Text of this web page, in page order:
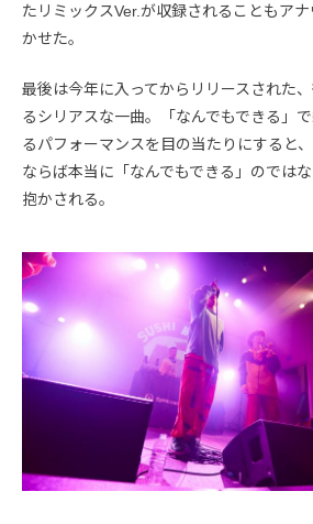
たリミックスVer.が収録されることもア
かせた。
最後は今年に入ってからリリースされた
るシリアスな一曲。「なんでもできる」
るパフォーマンスを目の当たりにすると
ならば本当に「なんでもできる」のでは
抱かされる。